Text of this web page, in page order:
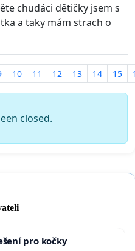
chudáci dětičky jsem s
a taky mám strach o
10 11 12 13 14 15
closed.
pro kočky